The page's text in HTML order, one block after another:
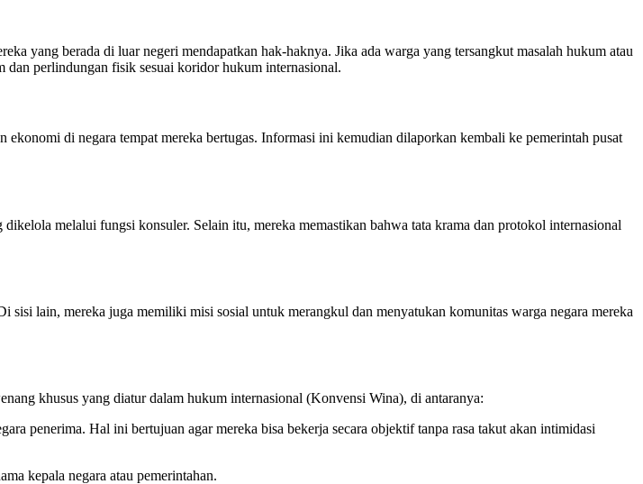
yang berada di luar negeri mendapatkan hak-haknya. Jika ada warga yang tersangkut masalah hukum atau
perlindungan fisik sesuai koridor hukum internasional.
di negara tempat mereka bertugas. Informasi ini kemudian dilaporkan kembali ke pemerintah pusat
melalui fungsi konsuler. Selain itu, mereka memastikan bahwa tata krama dan protokol internasional
lain, mereka juga memiliki misi sosial untuk merangkul dan menyatukan komunitas warga negara mereka
khusus yang diatur dalam hukum internasional (Konvensi Wina), di antaranya:
penerima. Hal ini bertujuan agar mereka bisa bekerja secara objektif tanpa rasa takut akan intimidasi
kepala negara atau pemerintahan.